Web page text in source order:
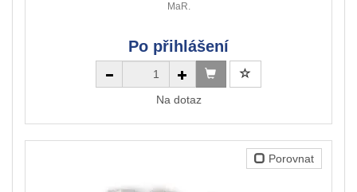
MaR.
Po přihlášení
Na dotaz
Porovnat